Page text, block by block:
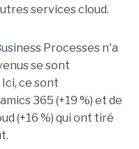
services cloud.
Processes n'a
se sont
ce sont
365 (+19 %) et de
(+16 %) qui ont tiré